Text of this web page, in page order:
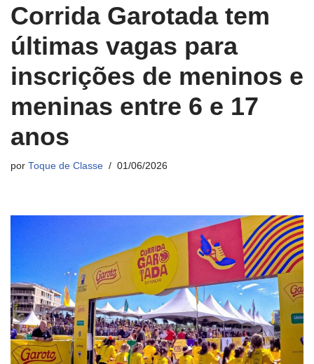
Corrida Garotada tem
últimas vagas para
inscrições de meninos e
meninas entre 6 e 17
anos
por Toque de Classe 01/06/2026